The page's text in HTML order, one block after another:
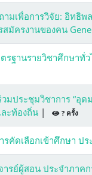
มเพื่อการวิจัย: อิทธิ
สมัครงานของคน
รฐานรายวิชาศึกษา
มประชุมวิชาการ “อุ
ะท้องถิ่น | ? ครั้ง
คัดเลือกเข้าศึกษา ป
ารย์ผู้สอน ประจำภาค